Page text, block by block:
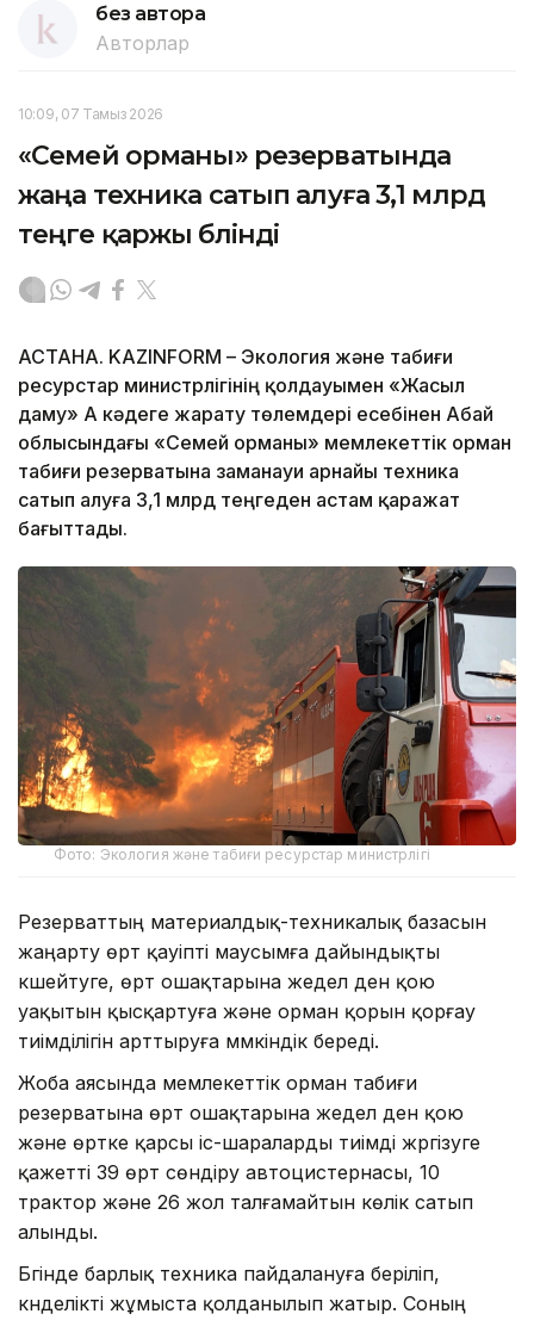
без автора
Авторлар
10:09, 07 Тамыз 2026
«Семей орманы» резерватында
жаңа техника сатып алуға 3,1 млрд
теңге қаржы бөлінді
АСТАНА. KAZINFORM – Экология және табиғи
ресурстар министрлігінің қолдауымен «Жасыл
даму» АҚ кәдеге жарату төлемдері есебінен Абай
облысындағы «Семей орманы» мемлекеттік орман
табиғи резерватына заманауи арнайы техника
сатып алуға 3,1 млрд теңгеден астам қаражат
бағыттады.
Фото: Экология және табиғи ресурстар министрлігі
Резерваттың материалдық-техникалық базасын
жаңарту өрт қауіпті маусымға дайындықты
күшейтуге, өрт ошақтарына жедел ден қою
уақытын қысқартуға және орман қорын қорғау
тиімділігін арттыруға мүмкіндік береді.
Жоба аясында мемлекеттік орман табиғи
резерватына өрт ошақтарына жедел ден қою
және өртке қарсы іс-шараларды тиімді жүргізуге
қажетті 39 өрт сөндіру автоцистернасы, 10
трактор және 26 жол талғамайтын көлік сатып
алынды.
Бүгінде барлық техника пайдалануға беріліп,
күнделікті жұмыста қолданылып жатыр. Соның